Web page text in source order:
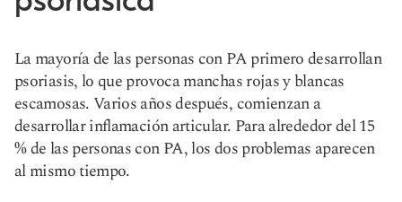
La mayoría de las personas con PA primero desarrollan
psoriasis, lo que provoca manchas rojas y blancas
escamosas. Varios años después, comienzan a
desarrollar inflamación articular. Para alrededor del 15
% de las personas con PA, los dos problemas aparecen
al mismo tiempo.